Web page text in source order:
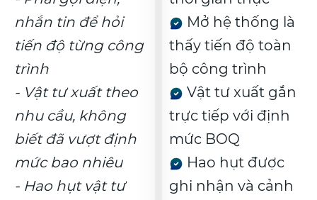
nhắn tin để hỏi
tiến độ từng công
trình
- Vật tư xuất theo
nhu cầu, không
biết đã vượt định
mức bao nhiêu
- Hao hụt vật tư
Mở hệ thống là
thấy tiến độ toàn
bộ công trình
Vật tư xuất gắn
trực tiếp với định
mức BOQ
Hao hụt được
ghi nhận và cảnh